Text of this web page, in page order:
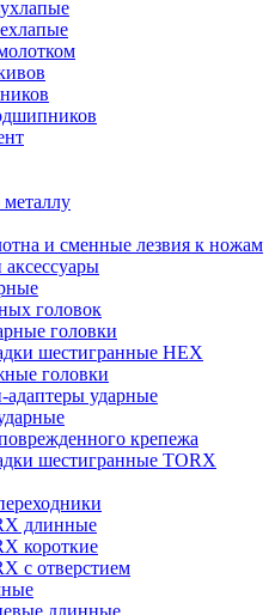
и сменные лезвия к ножам
головок
головки
шестигранные HEX
головки
адаптеры ударные
крепежа
шестигранные TORX
длинные
короткие
с отверстием
длинные